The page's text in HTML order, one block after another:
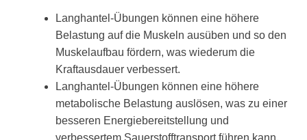
Langhantel-Übungen können eine höhere
Belastung auf die Muskeln ausüben und so den
Muskelaufbau fördern, was wiederum die
Kraftausdauer verbessert.
Langhantel-Übungen können eine höhere
metabolische Belastung auslösen, was zu einer
besseren Energiebereitstellung und
verbessertem Sauerstofftransport führen kann.